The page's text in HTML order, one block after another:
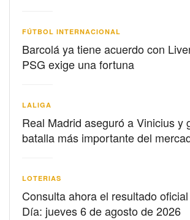
FÚTBOL INTERNACIONAL
Barcolá ya tiene acuerdo con
PSG exige una fortuna
LALIGA
Real Madrid aseguró a Vinicius y
batalla más importante del
LOTERIAS
Consulta ahora el resultado
Día: jueves 6 de agosto de 2026